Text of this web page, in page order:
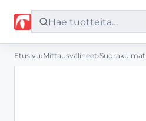
Etusivu
Etusivu›Mittausvälineet›Suorakulmat